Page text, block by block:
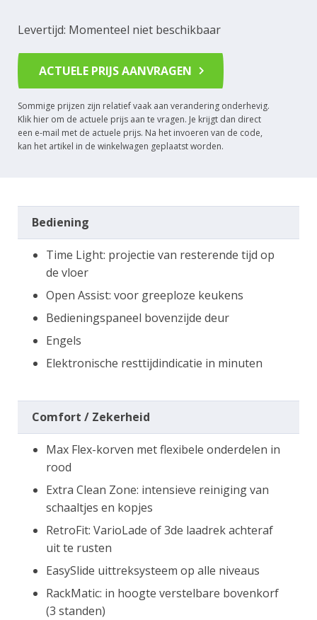
Levertijd: Momenteel niet beschikbaar
ACTUELE PRIJS AANVRAGEN
Sommige prijzen zijn relatief vaak aan verandering onderhevig.
Klik hier om de actuele prijs aan te vragen. Je krijgt dan direct
een e-mail met de actuele prijs. Na het invoeren van de code,
kan het artikel in de winkelwagen geplaatst worden.
Bediening
Time Light: projectie van resterende tijd op
de vloer
Open Assist: voor greeploze keukens
Bedieningspaneel bovenzijde deur
Engels
Elektronische resttijdindicatie in minuten
Comfort / Zekerheid
Max Flex-korven met flexibele onderdelen in
rood
Extra Clean Zone: intensieve reiniging van
schaaltjes en kopjes
RetroFit: VarioLade of 3de laadrek achteraf
uit te rusten
EasySlide uittreksysteem op alle niveaus
RackMatic: in hoogte verstelbare bovenkorf
(3 standen)